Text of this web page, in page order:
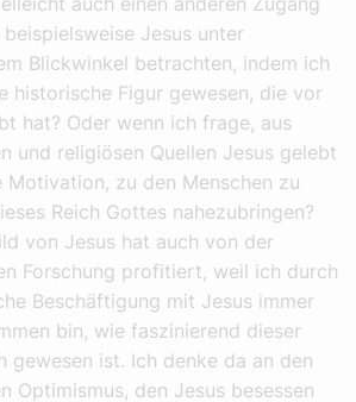
Jesus unter
Blickwinkel betrachten, indem ich
historische Figur gewesen, die vor
hat? Oder wenn ich frage, aus
und religiösen Quellen Jesus gelebt
Motivation, zu den Menschen zu
Reich Gottes nahezubringen?
von Jesus hat auch von der
Forschung profitiert, weil ich durch
Beschäftigung mit Jesus immer
bin, wie faszinierend dieser
gewesen ist. Ich denke da an den
Optimismus, den Jesus besessen